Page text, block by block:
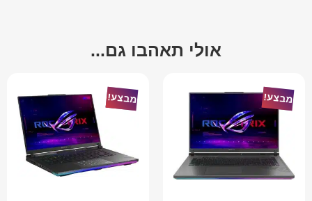
אולי תאהבו גם...
מבצע! מבצע!